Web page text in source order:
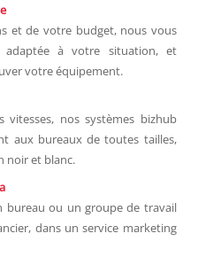
et de votre budget, nous vous
adaptée à votre situation, et
votre équipement.
vitesses, nos systèmes bizhub
aux bureaux de toutes tailles,
noir et blanc.
bureau ou un groupe de travail
dans un service marketing